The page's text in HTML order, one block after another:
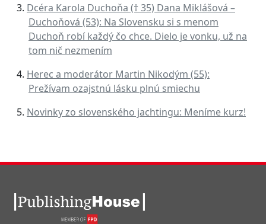
Dcéra Karola Duchoňa († 35) Dana Miklášová –
Duchoňová (53): Na Slovensku si s menom
Duchoň robí každý čo chce. Dielo je vonku, už na
tom nič nezmením
Herec a moderátor Martin Nikodým (55):
Prežívam ozajstnú lásku plnú smiechu
Novinky zo slovenského jachtingu: Meníme kurz!